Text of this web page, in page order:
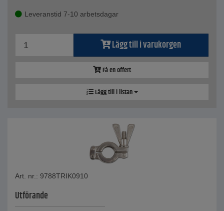
Leveranstid 7-10 arbetsdagar
Lägg till i varukorgen
Få en offert
Lägg till i listan
Art. nr.: 9788TRIK0910
Utförande